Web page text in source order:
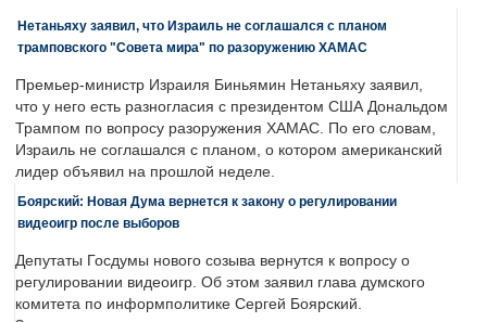
Нетаньяху заявил, что Израиль не соглашался с планом
трамповского "Совета мира" по разоружению ХАМАС
Премьер-министр Израиля Биньямин Нетаньяху заявил,
что у него есть разногласия с президентом США Дональдом
Трампом по вопросу разоружения ХАМАС. По его словам,
Израиль не соглашался с планом, о котором американский
лидер объявил на прошлой неделе.
Боярский: Новая Дума вернется к закону о регулировании
видеоигр после выборов
Депутаты Госдумы нового созыва вернутся к вопросу о
регулировании видеоигр. Об этом заявил глава думского
комитета по информполитике Сергей Боярский.